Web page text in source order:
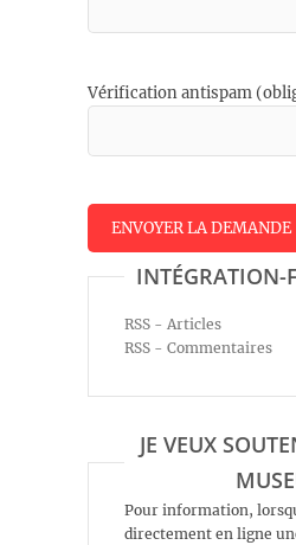
Vérification antispam
INTÉGRATION-
RSS - Articles
RSS - Commentaires
JE VEUX
Pour information,
directement en ligne